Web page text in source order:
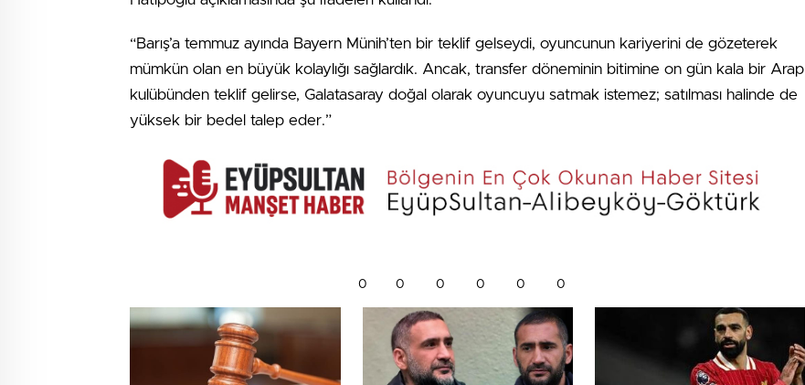
“Barış’a temmuz ayında Bayern Münih’ten bir teklif gelseydi, oyuncunun kariyerini de gözeterek
mümkün olan en büyük kolaylığı sağlardık. Ancak, transfer döneminin bitimine on gün kala bir Arap
kulübünden teklif gelirse, Galatasaray doğal olarak oyuncuyu satmak istemez; satılması halinde de
yüksek bir bedel talep eder.”
0 0 0 0 0 0